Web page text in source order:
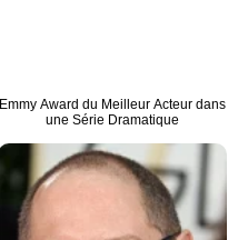
Emmy Award du Meilleur Acteur dans
une Série Dramatique